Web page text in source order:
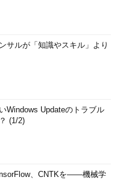
サルが「知識やスキル」より
Windows Updateのトラブル
(1/2)
、CNTKを――機械学